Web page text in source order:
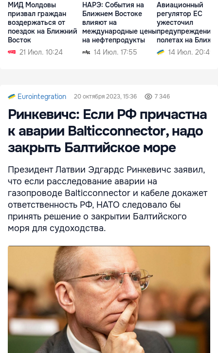
МИД Молдовы
призвал граждан
воздержаться от
поездок на Ближний
Восток
21 Июл. 10:24
НАРЭ: События на
Ближнем Востоке
влияют на
международные цены
на нефтепродукты
14 Июл. 17:55
Авиационный
регулятор ЕС
ужесточил
предупреждение
полетах на
Востоке
14 Июл. 20:49
Eurointegration 20 октября 2023, 15:36 7 346
Ринкевичс: Если РФ причастна
к аварии Balticconnector, надо
закрыть Балтийское море
Президент Латвии Эдгардс Ринкевичс заявил,
что если расследование аварии на
газопроводе Balticconnector и кабеле докажет
ответственность РФ, НАТО следовало бы
принять решение о закрытии Балтийского
моря для судоходства.